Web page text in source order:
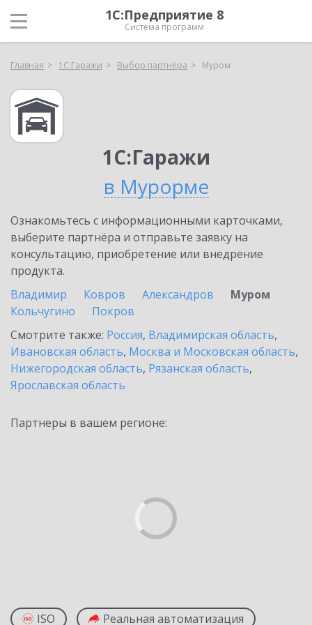
1С:Предприятие 8
Система программ
Главная 1С:Гаражи Выбор партнёра Муром
1С:Гаражи
в Мурорме
Ознакомьтесь с информационными карточками,
выберите партнёра и отправьте заявку на
консультацию, приобретение или внедрение
продукта.
Владимир
Ковров Александров
Муром
Кольчугино
Покров
Смотрите также: Россия, Владимирская область,
Ивановская область, Москва и Московская область,
Нижегородская область, Рязанская область,
Ярославская область
Партнеры в вашем регионе:
ISO Реальная автоматизация